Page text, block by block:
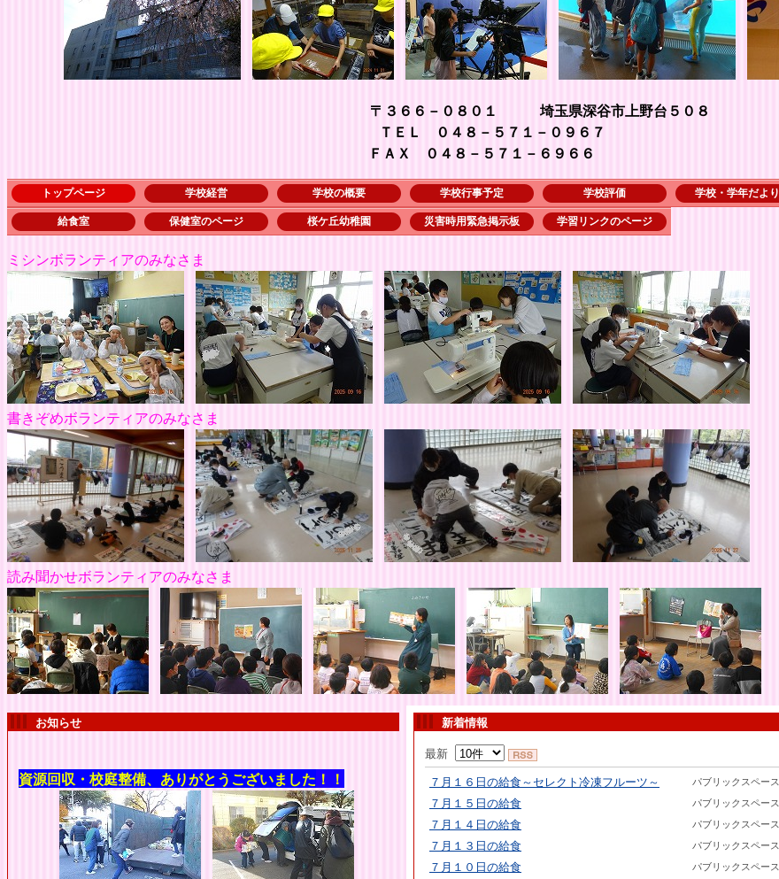
〒３６６－０８０１ 埼玉県深谷市上野台５０８
ＴＥＬ ０４８－５７１－０９６７
ＦＡＸ ０４８－５７１－６９６６
トップページ 学校経営 学校の概要 学校行事予定 学校評価 学校・学年だより
給食室 保健室のページ 桜ケ丘幼稚園 災害時用緊急掲示板 学習リンクのページ
ミシンボランティアのみなさま
書きぞめボランティアのみなさま
読み聞かせボランティアのみなさま
お知らせ
資源回収・校庭整備、ありがとうございました ！！
新着情報
最新
７月１６日の給食～セレクト冷凍フルーツ～ パブリックスペース
７月１５日の給食 パブリックスペース
７月１４日の給食 パブリックスペース
７月１３日の給食 パブリックスペース
７月１０日の給食 パブリックスペース